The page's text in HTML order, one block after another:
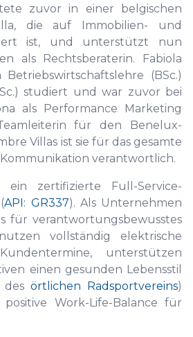
zuvor in einer belgischen
die auf Immobilien- und
ist, und unterstützt nun
als Rechtsberaterin. Fabiola
(BSc.)
studiert und war zuvor bei
als Performance Marketing
für den Benelux-
Villas ist sie für das gesamte
verantwortlich.
ein zertifizierte Full-Service-
API: GR337). Als Unternehmen
für verantwortungsbewusstes
vollständig elektrische
unterstützen
einen gesunden Lebensstil
des örtlichen Radsportvereins)
Work-Life-Balance für